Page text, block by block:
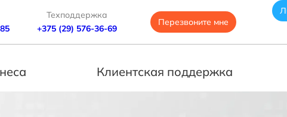
Техподдержка
+375 (29) 576-36-69
Перезвоните мне
Клиентская поддержка